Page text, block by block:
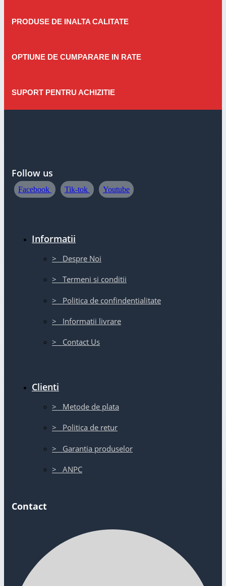
PRODUSE DE INALTA CALITATE
OPTIUNE DE CUMPARARE IN RATE
SUPORT PENTRU ACHIZITIE
Follow us
Facebook Tik-tok Youtube
Informatii
> Despre Noi
> Termeni si conditii
> Politica de confindentialitate
> Informatii livrare
> Contact Us
Clienti
> Metode de plata
> Politica de retur
> Garantia produselor
> ANPC
Contact